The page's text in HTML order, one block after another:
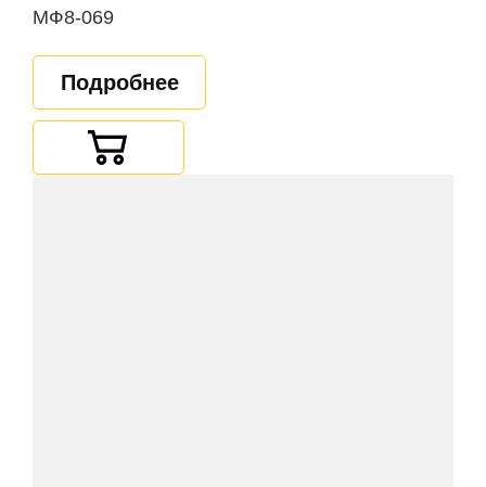
МФ8-069
Подробнее